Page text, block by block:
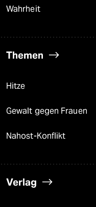
Wahrheit
Themen
Hitze
Gewalt gegen Frauen
Nahost-Konflikt
Verlag